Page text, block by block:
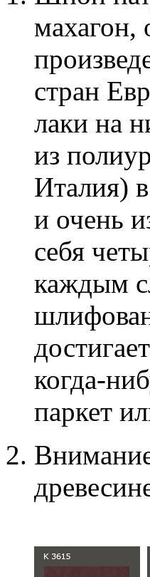
махагон,
стран
лаки на
из
Италия)
и очень
себя
каждым
когда-
паркет